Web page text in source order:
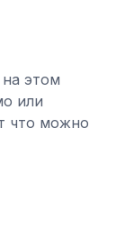
этом
или
что можно